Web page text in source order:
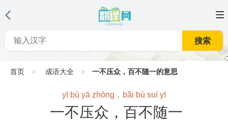
搜索
首页 成语大全 一不压众，百不随一的意思
yī bù yā zhòng，bǎi bù suí yī
一不压众，百不随一